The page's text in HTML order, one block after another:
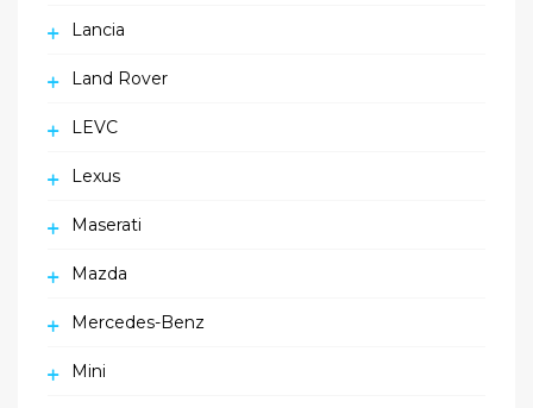
Lancia
Land Rover
LEVC
Lexus
Maserati
Mazda
Mercedes-Benz
Mini